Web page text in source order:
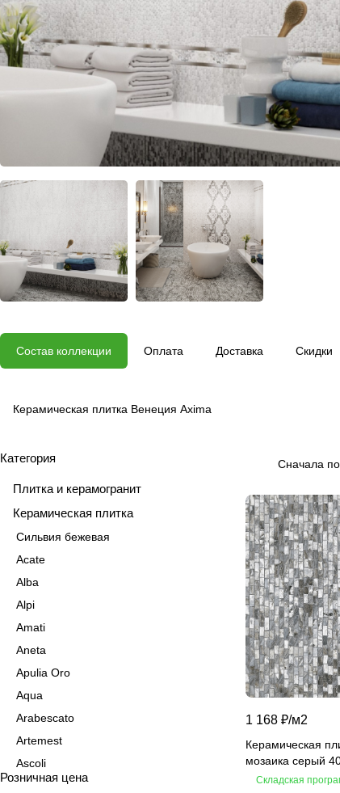
Состав коллекции Оплата Доставка Скидки
Керамическая плитка Венеция Axima
Сначала
1 168 ₽/м2
Керамическая
мозаика серый
Складская
Категория
Плитка и керамогранит
Керамическая плитка
Сильвия бежевая
Acate
Alba
Alpi
Amati
Aneta
Apulia Oro
Aqua
Arabescato
Artemest
Ascoli
Aspen
Розничная цена